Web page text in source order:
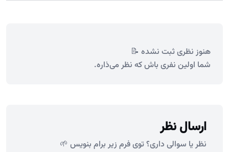
هنوز نظری ثبت نشده 📝
شما اولین نفری باش که نظر می‌ذاره.
ارسال نظر
نظر یا سوالی داری؟ توی فرم زیر برام بنویس 🌱